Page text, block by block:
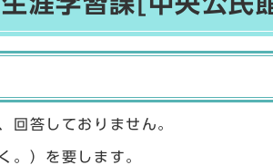
回答しておりません。
。）を要します。